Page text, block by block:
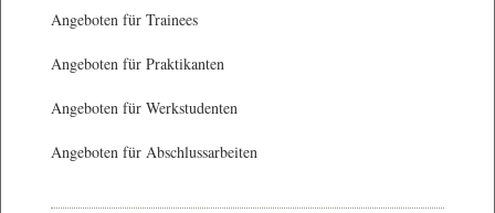
Angeboten für Trainees
Angeboten für Praktikanten
Angeboten für Werkstudenten
Angeboten für Abschlussarbeiten